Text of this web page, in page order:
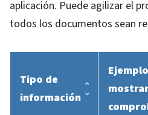
aplicación. Puede agilizar el
todos los documentos sean
Tipo de
información